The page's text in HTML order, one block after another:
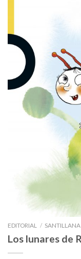
EDITORIAL /
Los lunares de